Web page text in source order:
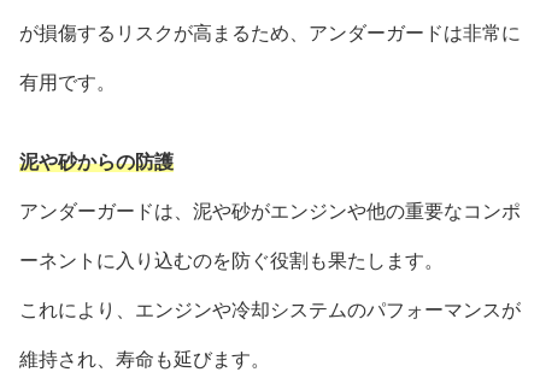
が損傷するリスクが高まるため、アンダーガードは非常に
有用です。
泥や砂からの防護
アンダーガードは、泥や砂がエンジンや他の重要なコンポ
ーネントに入り込むのを防ぐ役割も果たします。
これにより、エンジンや冷却システムのパフォーマンスが
維持され、寿命も延びます。